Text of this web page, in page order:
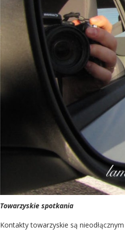
Towarzyskie spotkania
Kontakty towarzyskie są